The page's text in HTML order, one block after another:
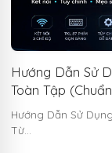
Hướng Dẫn Sử
Toàn Tập
Hướng Dẫn Sử
Từ…